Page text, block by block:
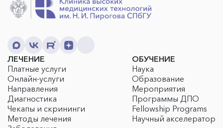
ЛЕЧЕНИЕ
Платные услуги
Онлайн-услуги
Направления
Диагностика
Чекапы и скрининги
Методы лечения
ОБУЧЕНИЕ
Наука
Образование
Мероприятия
Программы ДПО
Fellowship Programs
Научный акселератор